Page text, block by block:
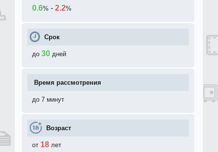
0.6% - 2.2%
Срок
до 30 дней
Время рассмотрения
до 7 минут
Возраст
от 18 лет